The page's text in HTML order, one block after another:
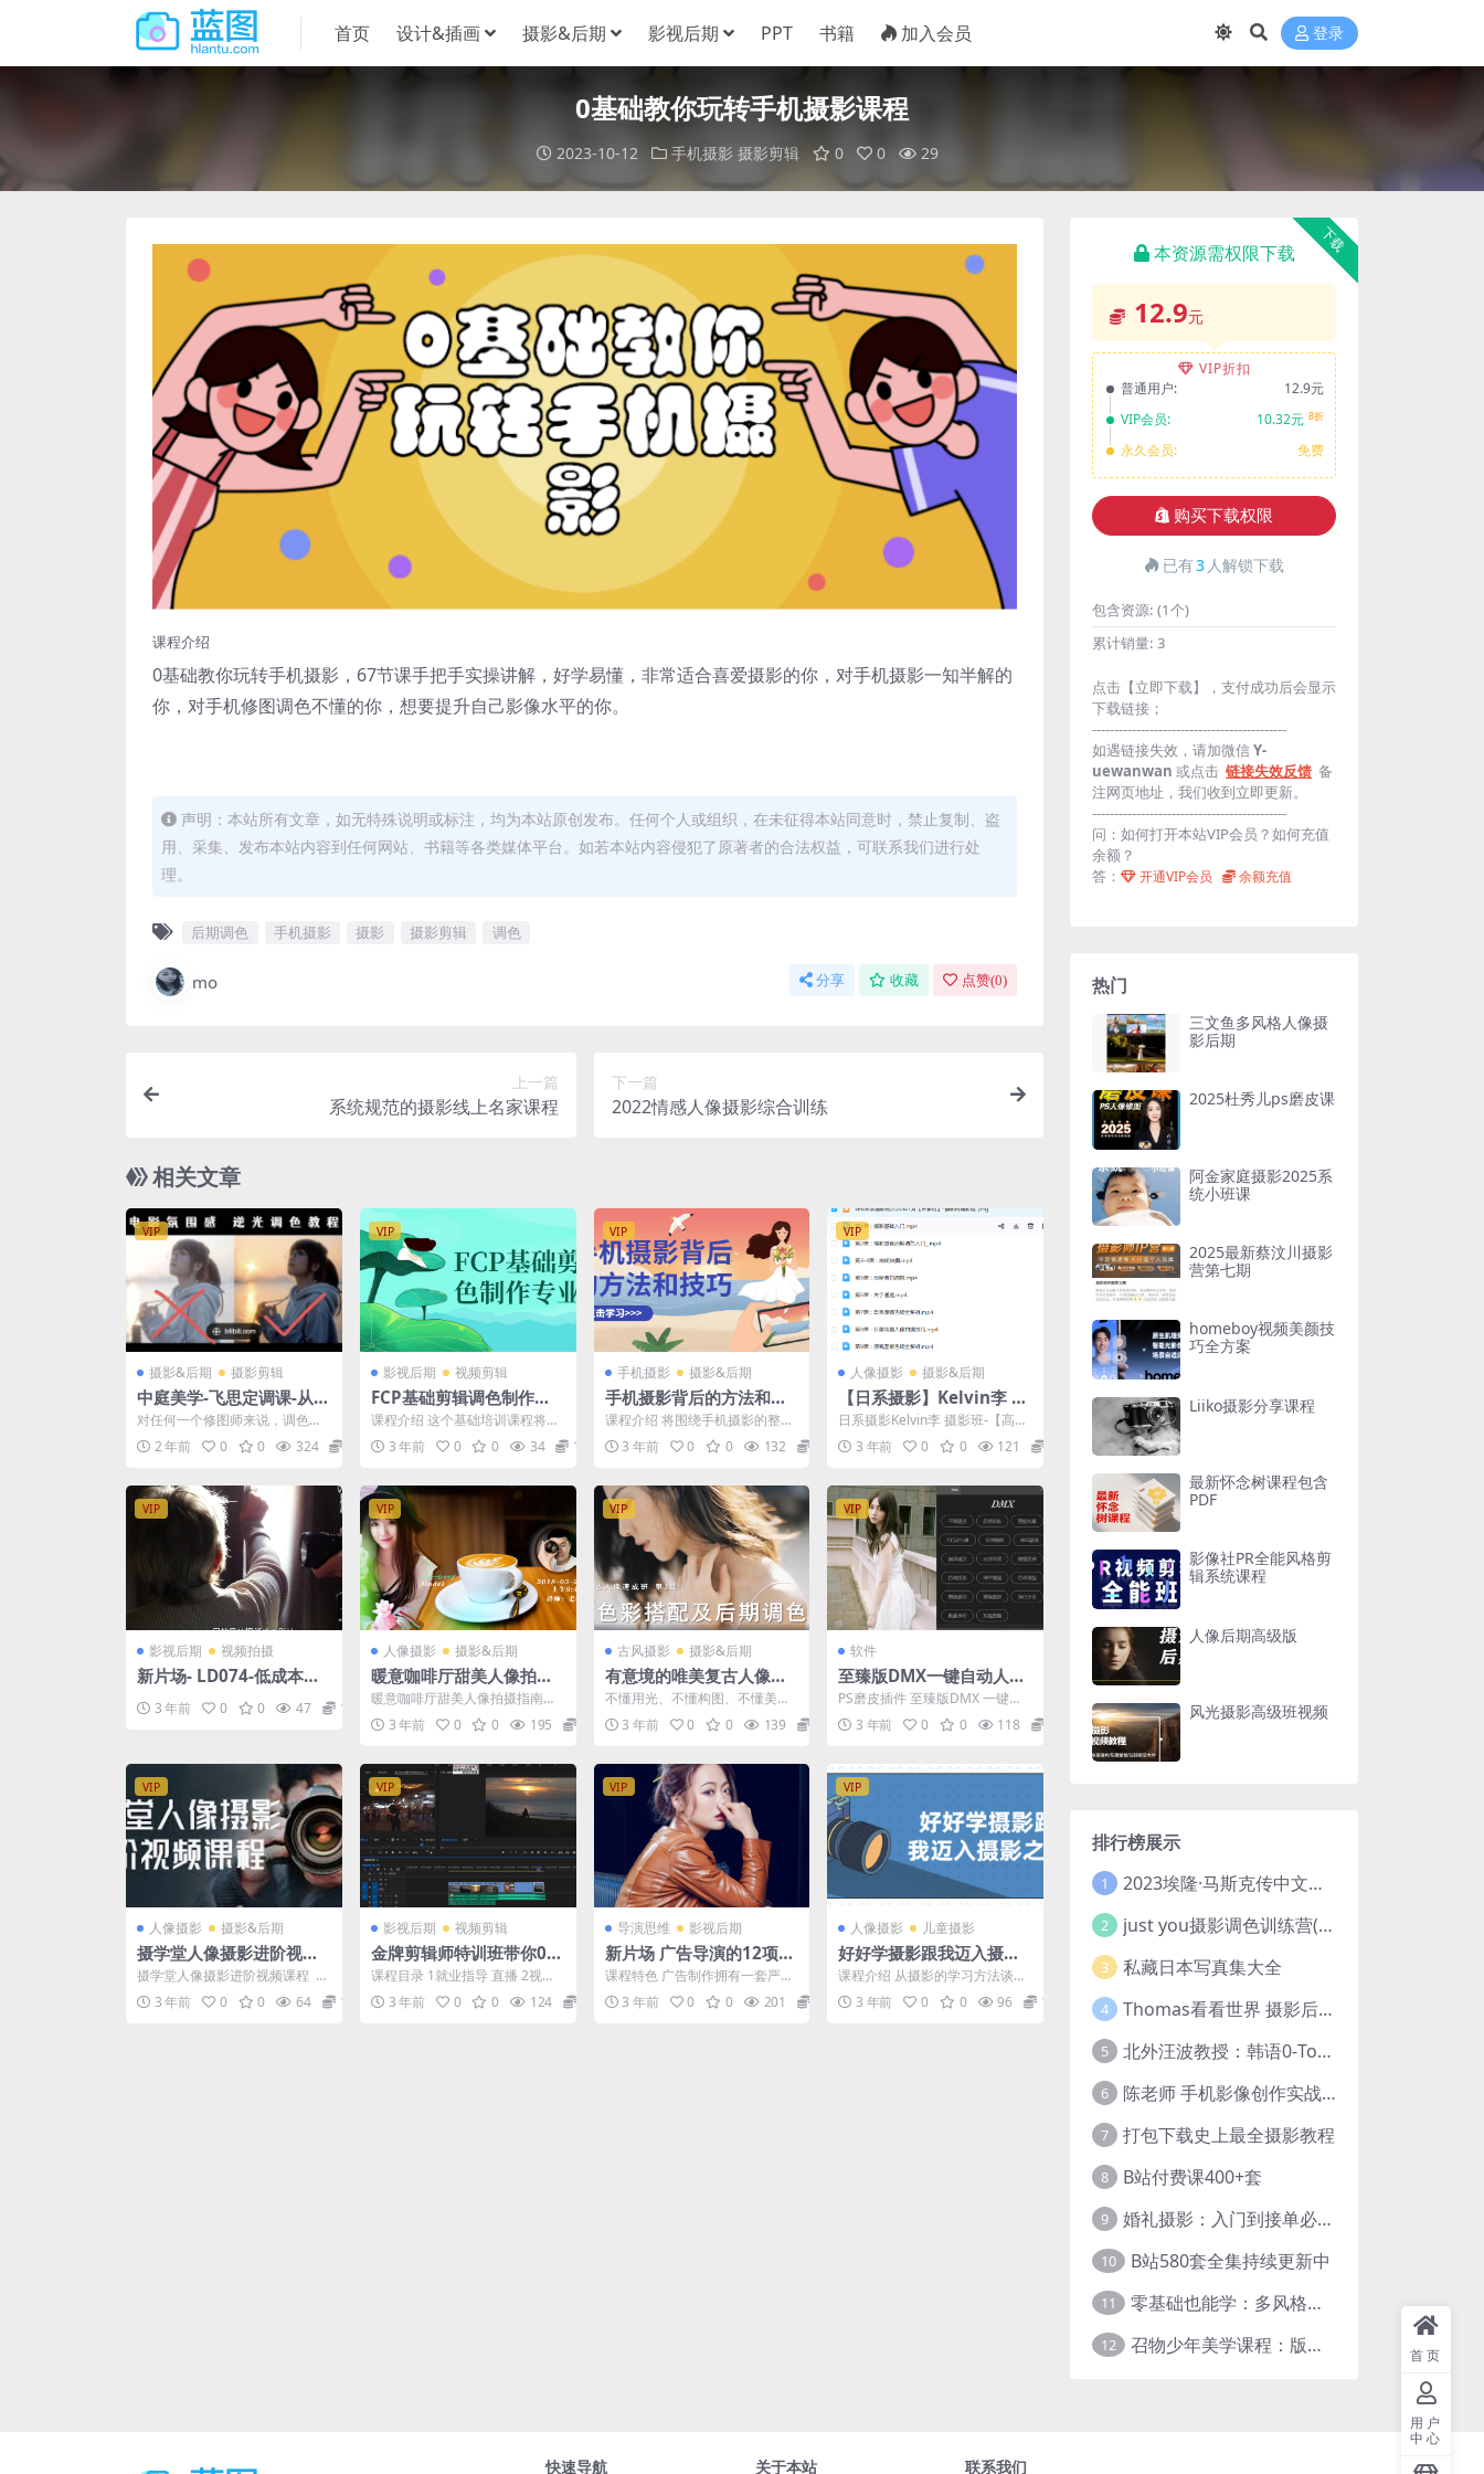
首页 设计&插画 摄影&后期 影视后期 PPT 书籍 加入会员 登录
0基础教你玩转手机摄影课程
2023-10-12 手机摄影 摄影剪辑 0 0 29
课程介绍
0基础教你玩转手机摄影，67节课手把手实操讲解，好学易懂，非常适合喜爱摄影的你，对手机摄影一知半解的
你，对手机修图调色不懂的你，想要提升自己影像水平的你。
声明：本站所有文章，如无特殊说明或标注，均为本站原创发布。任何个人或组织，在未征得本站同意时，禁止复制、盗
用、采集、发布本站内容到任何网站、书籍等各类媒体平台。如若本站内容侵犯了原著者的合法权益，可联系我们进行处
理。
后期调色 手机摄影 摄影 摄影剪辑 调色
mo 分享 收藏 点赞(0)
上一篇
系统规范的摄影线上名家课程
下一篇
2022情感人像摄影综合训练
相关文章
VIP
摄影&后期 摄影剪辑
中庭美学-飞思定调课-从零
开始学调色
对任何一个修图师来说，调色都
谈不上容易，尤其是像和小修一
样没有美术基础的人来说，...
2 年前 0 0 324 12.9
VIP
影视后期 视频剪辑
FCP基础剪辑调色制作专
业入门
课程介绍 这个基础培训课程将帮
助学员熟悉Final Cut Pro（FCP）
软件...3 年前 0 0 34 12.9
VIP
手机摄影 摄影&后期
手机摄影背后的方法和技
巧
课程介绍 将围绕手机摄影的整个
流程展开，从准备工作开始，到
内容审视、构图方法、光...
3 年前 0 0 132 12.9
VIP
人像摄影 摄影&后期
【日系摄影】Kelvin李 摄
影班-2020
日系摄影Kelvin李 摄影班-【高清
有素材】
3 年前 0 0 121
VIP
影视后期 视频拍摄
新片场- LD074-低成本影
教程3 年前 0 0 47 12.9
VIP
人像摄影 摄影&后期
暖意咖啡厅甜美人像拍摄
指南
暖意咖啡厅甜美人像拍摄指南老
来自蜂鸟微课堂，蜂鸟摄影 暖意
咖啡厅甜美人像拍摄指南...
3 年前 0 0 195 12.9
VIP
古风摄影 摄影&后期
有意境的唯美复古人像摄
影前后期教程
不懂用光、不懂构图、不懂美
姿， 也不懂如何利用相机的优势
功能拍人像？ 把大长腿拍...
3 年前 0 0 139 19.9
VIP
软件
至臻版DMX一键自动人像
精修质感修图插件PS汉化
插件
PS磨皮插件 至臻版DMX 一键批
量全自动人像精修质感磨皮修图P
S插件（稳定修复...
3 年前 0 0 118
VIP
人像摄影 摄影&后期
摄学堂人像摄影进阶视频
课程
摄学堂人像摄影进阶视频课程
摄学堂人像摄影视频课程将全面
讲解人像摄...
3 年前 0 0 64 12.9
VIP
影视后期 视频剪辑
金牌剪辑师特训班带你0基
础到就业剪辑师
课程目录 1就业指导 直播 2视频
后期行业科普（直播.mg4 3文旅
宣传短片的审...
3 年前 0 0 124 12.9
VIP
导演思维 影视后期
新片场 广告导演的12项工
作
课程特色 广告制作拥有一套严谨
的流程。任何一支投入使用的广
告，都经历了从创意到交...
3 年前 0 0 201
VIP
人像摄影 儿童摄影
好好学摄影跟我迈入摄影
之门
课程介绍 从摄影的学习方法谈
起，然后详细讲解摄影的基础知
识和相机操作。也会讲到初...
3 年前 0 0 96 12.9
下载
本资源需权限下载
12.9元
VIP折扣
普通用户:
12.9元
VIP会员:
10.32元 8折
永久会员: 免费
购买下载权限
已有3 人解锁下载
包含资源: (1个)
累计销量: 3
点击【立即下载】，支付成功后会显示
下载链接；
--------------------------------------------
如遇链接失效，请加微信Y-
uewanwan 或点击 链接失效反馈 备
注网页地址，我们收到立即更新。
--------------------------------------------
问：如何打开本站VIP会员？如何充值
余额？
答：
开通VIP会员 余额充值
热门
三文鱼多风格人像摄
影后期
2025杜秀儿ps磨皮课
阿金家庭摄影2025系
统小班课
2025最新蔡汶川摄影
营第七期
homeboy视频美颜技
巧全方案
Liiko摄影分享课程
最新怀念树课程包含
PDF
影像社PR全能风格剪
辑系统课程
人像后期高级版
风光摄影高级班视频
排行榜展示
1 2023埃隆·马斯克传中文版 电子书pdf
2 just you摄影调色训练营(已加密}
3 私藏日本写真集大全
4 Thomas看看世界 摄影后期调色：给摄影爱好者的色彩课 网盘下载
5 北外汪波教授：韩语0-Topik6全程班
6 陈老师 手机影像创作实战课程：从入门到精通【完结】
7 打包下载史上最全摄影教程
8 B站付费课400+套
9 婚礼摄影：入门到接单必修课
10 B站580套全集持续更新中
11 零基础也能学：多风格人像摄影系统课
12 召物少年美学课程：版式与视觉第五期
快速导航 关于本站 联系我们
首页
用户
中心